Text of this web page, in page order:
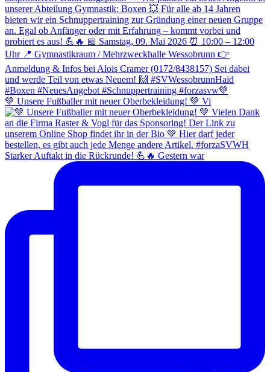
💚 Unsere Fußballer mit neuer Oberbekleidung! 💚 Vi
Starker Auftakt in die Rückrunde! 💪🔥 Gestern war